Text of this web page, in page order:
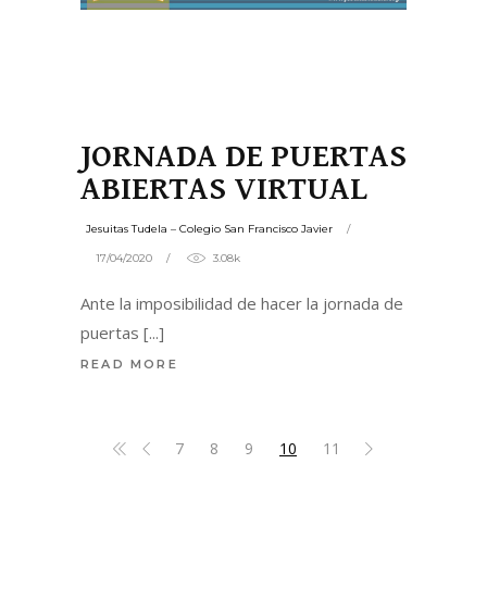
JORNADA DE PUERTAS
ABIERTAS VIRTUAL
Jesuitas Tudela – Colegio San Francisco Javier
17/04/2020 3.08k
Ante la imposibilidad de hacer la jornada de
puertas
READ MORE
7 8 9 10 11